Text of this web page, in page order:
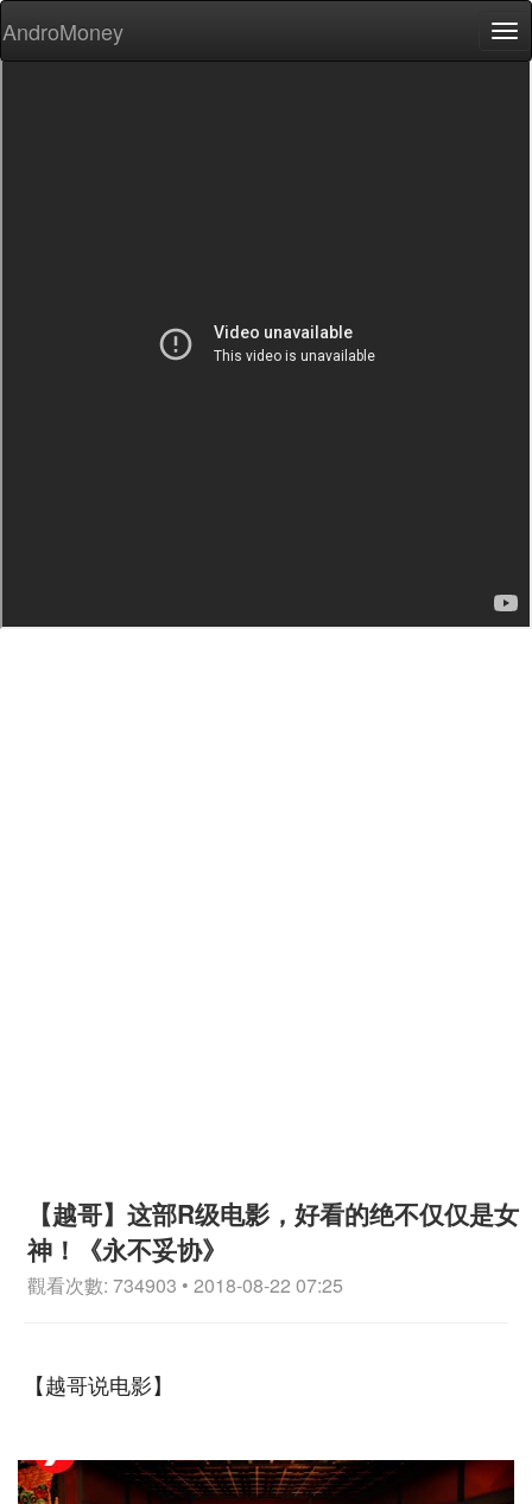
AndroMoney
【越哥】这部R级电影，好看的绝不仅仅是女
神！《永不妥协》
觀看次數: 734903 • 2018-08-22 07:25
【越哥说电影】